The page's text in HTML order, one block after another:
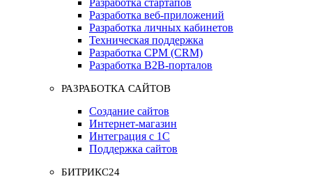
Разработка стартапов
Разработка веб-приложений
Разработка личных кабинетов
Техническая поддержка
Разработка СРМ (CRM)
Разработка B2B-порталов
РАЗРАБОТКА САЙТОВ
Создание сайтов
Интернет-магазин
Интеграция с 1С
Поддержка сайтов
БИТРИКС24